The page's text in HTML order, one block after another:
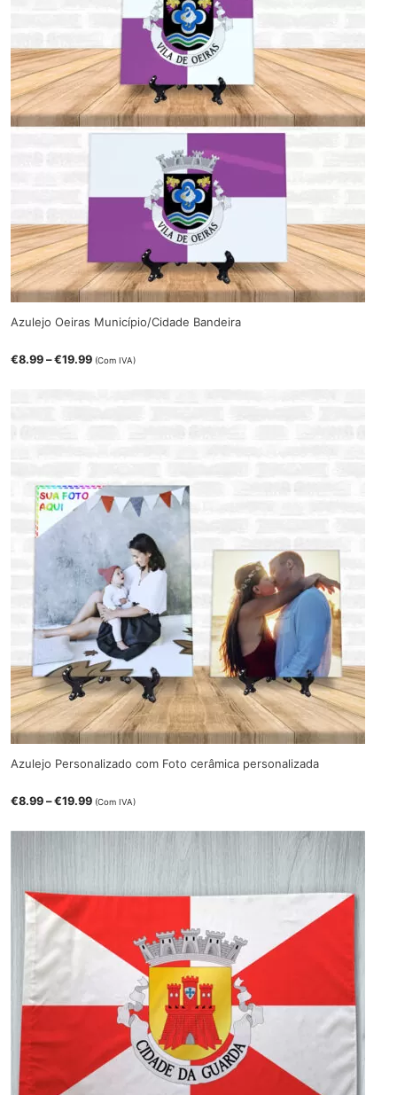
Azulejo Oeiras Município/Cidade Bandeira
€8.99 – €19.99Price
(Com IVA)
Azulejo Personalizado com Foto cerâmica personalizada
€8.99 – €19.99Price
(Com IVA)